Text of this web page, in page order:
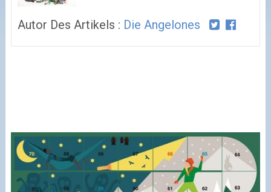
Autor Des Artikels : Die Angelones